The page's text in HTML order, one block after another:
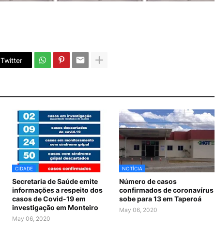
Twitter
CIDADE
Secretaria de Saúde emite
informações a respeito dos
casos de Covid-19 em
investigação em Monteiro
May 06, 2020
NOTÍCIA
Número de casos
confirmados de coronavírus
sobe para 13 em Taperoá
May 06, 2020